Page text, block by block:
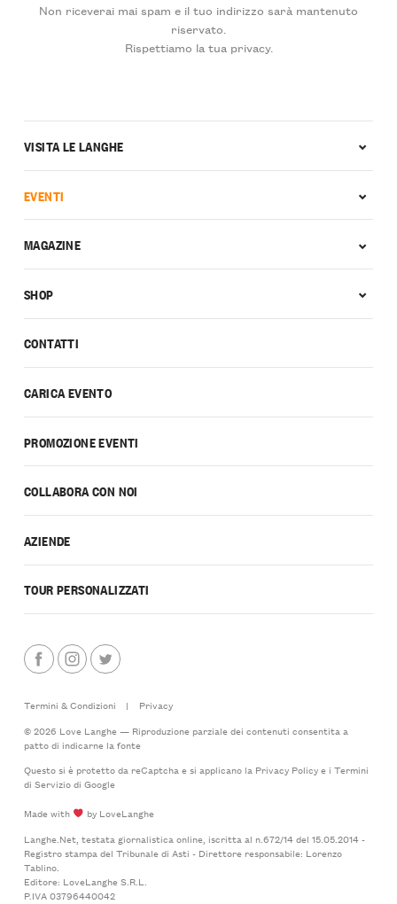
Non riceverai mai spam e il tuo indirizzo sarà mantenuto
riservato.
Rispettiamo la tua privacy.
CONTATTI
CARICA EVENTO
PROMOZIONE EVENTI
COLLABORA CON NOI
AZIENDE
TOUR PERSONALIZZATI
VISITA LE LANGHE
EVENTI
MAGAZINE
SHOP
Termini & Condizioni |
Privacy
© 2026 Love Langhe — Riproduzione parziale dei contenuti consentita a
patto di indicarne la fonte
Questo si è protetto da reCaptcha e si applicano la Privacy Policye i Termini
di Serviziodi Google
Made with
by LoveLanghe
Langhe.Net, testata giornalistica online, iscritta al n.672/14 del 15.05.2014 -
Registro stampa del Tribunale di Asti - Direttore responsabile: Lorenzo
Tablino.
Editore: LoveLanghe S.R.L.
P.IVA 03796440042